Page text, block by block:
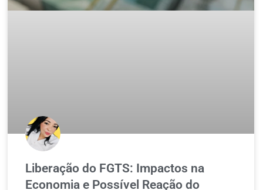
Liberação do FGTS: Impactos na
Economia e Possível Reação do